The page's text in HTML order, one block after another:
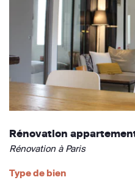
Rénovation
Rénovation à Paris
Type de bien